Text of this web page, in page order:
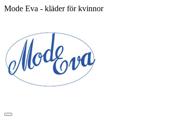
Mode Eva - kläder för kvinnor